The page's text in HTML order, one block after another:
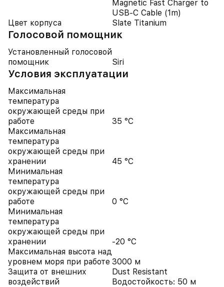
Magnetic Fast Charger to
USB‑C Cable (1m)
Цвет корпуса
Slate Titanium
Голосовой помощник
Установленный голосовой
помощник
Siri
Условия эксплуатации
Максимальная
температура
окружающей среды при
работе
35 °C
Максимальная
температура
окружающей среды при
хранении
45 °C
Минимальная
температура
окружающей среды при
работе
0 °C
Минимальная
температура
окружающей среды при
хранении
-20 °C
Максимальная высота над
уровнем моря при работе 3000 м
Защита от внешних
воздействий
Dust Resistant
Водостойкость: 50 м